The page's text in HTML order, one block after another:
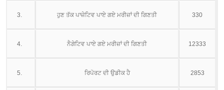
3. ਹੁਣ ਤੱਕ ਪਾਜ਼ੇਟਿਵ ਪਾਏ ਗਏ ਮਰੀਜ਼ਾਂ ਦੀ ਗਿਣਤੀ 330
4. ਨੈਗੇਟਿਵ ਪਾਏ ਗਏ ਮਰੀਜ਼ਾਂ ਦੀ ਗਿਣਤੀ 12333
5. ਰਿਪੋਰਟ ਦੀ ਉਡੀਕ ਹੈ 2853